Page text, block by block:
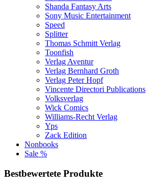
Shanda Fantasy Arts
Sony Music Entertainment
Speed
Splitter
Thomas Schmitt Verlag
Toonfish
Verlag Aventur
Verlag Bernhard Groth
Verlag Peter Hopf
Vincente Directori Publications
Volksverlag
Wick Comics
Williams-Recht Verlag
Yps
Zack Edition
Nonbooks
Sale %
Bestbewertete Produkte